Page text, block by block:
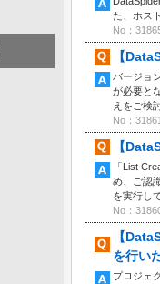
た、ホス
No：
【
バージョ
が必要と
えをご検
No：31861
【
「List
め、ご認
を実行し
No：
【
を行い
プロジェ